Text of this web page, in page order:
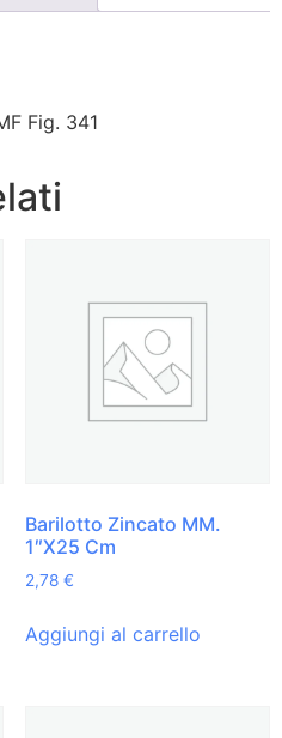
Fig. 341
Barilotto Zincato MM.
1″X25 Cm
2,78 €
Aggiungi al carrello